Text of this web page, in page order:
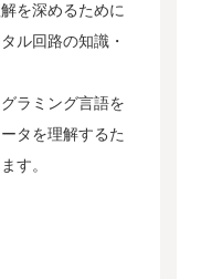
を深めるために
ル回路の知識・
ラミング言語を
タを理解するた
す。
マー